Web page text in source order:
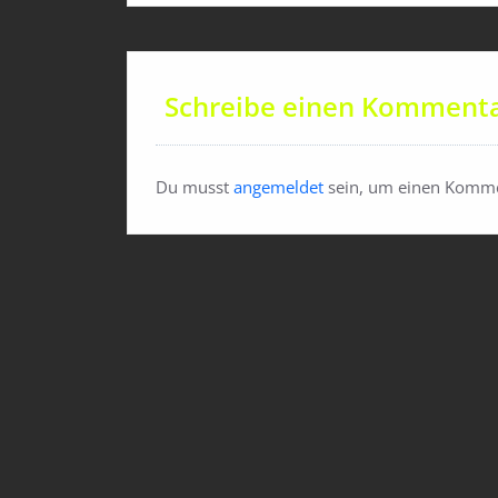
Schreibe einen
Du musst angemeldet sein, um einen